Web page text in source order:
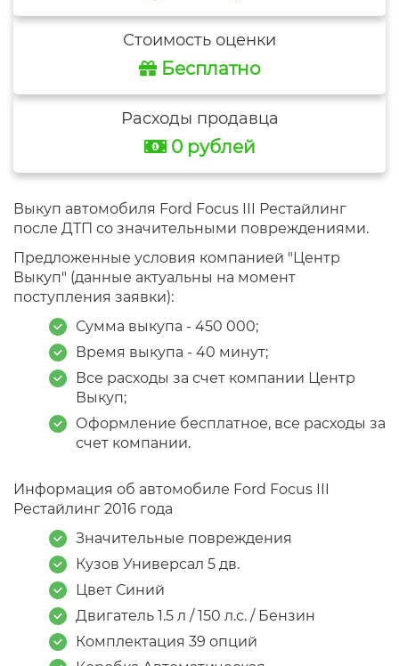
Стоимость оценки
Бесплатно
Расходы продавца
0 рублей
Выкуп автомобиля Ford Focus III Рестайлинг
после ДТП со значительными повреждениями.
Предложенные условия компанией "Центр
Выкуп" (данные актуальны на момент
поступления заявки):
Сумма выкупа - 450 000;
Время выкупа - 40 минут;
Все расходы за счет компании Центр
Выкуп;
Оформление бесплатное, все расходы за
счет компании.
Информация об автомобиле Ford Focus III
Рестайлинг 2016 года
Значительные повреждения
Кузов Универсал 5 дв.
Цвет Синий
Двигатель 1.5 л / 150 л.с. / Бензин
Комплектация 39 опций